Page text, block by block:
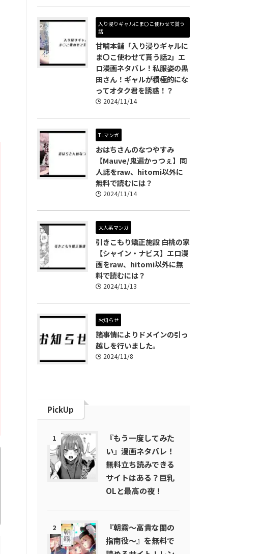
入り浸りギャルにま〇こ使わせて貰う
話
甘噛本舗「入り浸りギャルに
ま〇こ使わせて貰う話2」エ
ロ漫画ネタバレ！私服姿の黒
田さん！ギャルが積極的にな
ってオタク君を誘惑！？
2024/11/14
TLマンガ
おはちさんのなつやすみ
【Mauve/鬼遍かっつぇ】同
人誌をraw、hitomi以外に
無料で読むには？
2024/11/14
大人系マンガ
引きこもり矯正施設 白桃の家
【シャイン・ナビス】エロ漫
画をraw、hitomi以外に無
料で読むには？
2024/11/13
お知らせ
諸事情によりドメインの引っ
越しを行いました。
2024/11/8
PickUp
1
『もう一度してみた
い』漫画ネタバレ！
無料立ち読みできる
サイトはある？巨乳
OLと最高の夜！
2
『朝霧～高貴な閨の
指南役～』を無料で